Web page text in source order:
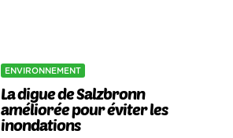
ENVIRONNEMENT
La digue de Salzbronn
améliorée pour éviter les
inondations